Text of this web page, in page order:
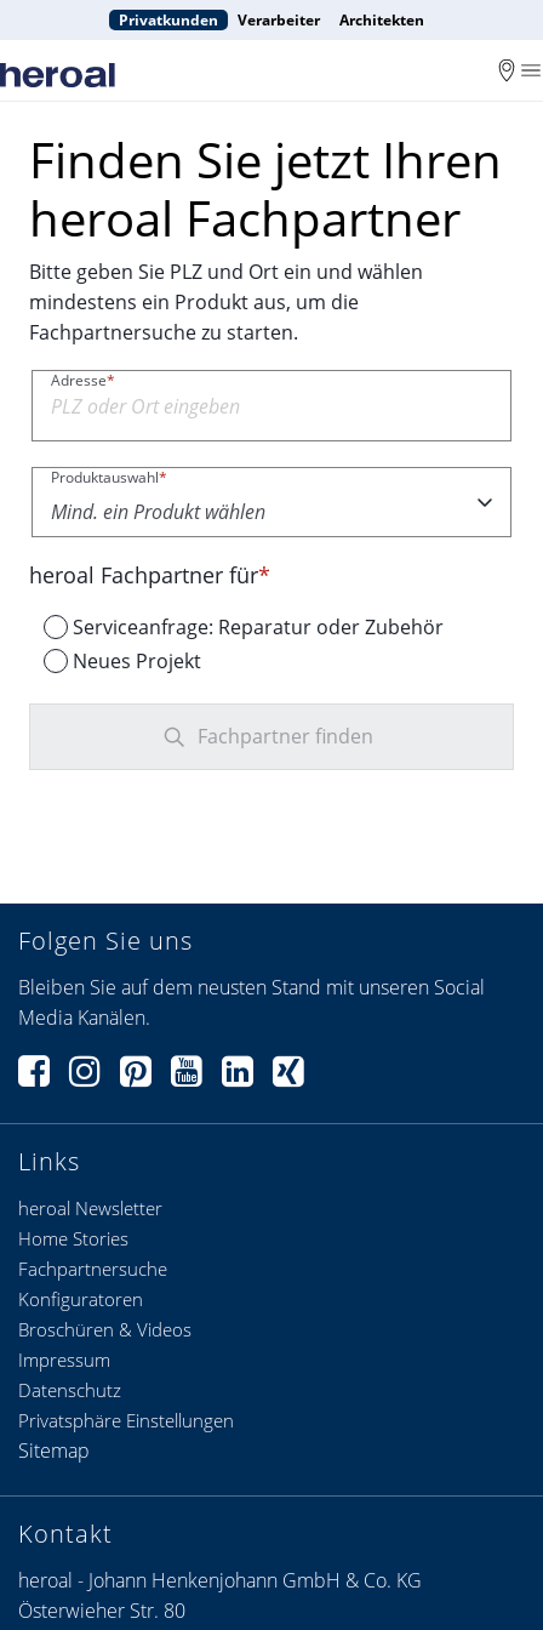
Privatkunden Verarbeiter Architekten
Finden Sie jetzt Ihren
heroal Fachpartner
Bitte geben Sie PLZ und Ort ein und wählen
mindestens ein Produkt aus, um die
Fachpartnersuche zu starten.
Adresse*
Produktauswahl*
Mind. ein Produkt wählen
heroal Fachpartner für*
Serviceanfrage: Reparatur oder Zubehör
Neues Projekt
Fachpartner finden
Links
heroal Newsletter
Home Stories
Fachpartnersuche
Konfiguratoren
Broschüren & Videos
Folgen Sie uns
Bleiben Sie auf dem neusten Stand mit unseren Social
Media Kanälen.
Kontakt
heroal - Johann Henkenjohann GmbH & Co. KG
Österwieher Str. 80
Impressum
Datenschutz
Privatsphäre Einstellungen
Sitemap